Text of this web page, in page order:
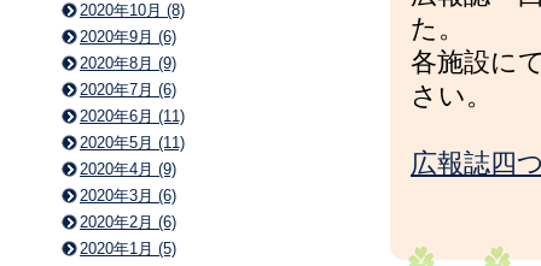
た。
各施設に
さい。
広報誌四
2020年10月 (8)
2020年9月 (6)
2020年8月 (9)
2020年7月 (6)
2020年6月 (11)
2020年5月 (11)
2020年4月 (9)
2020年3月 (6)
2020年2月 (6)
2020年1月 (5)